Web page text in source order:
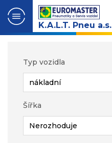
K.A.L.T. Pneu a.s.
Typ vozidla
Šířka